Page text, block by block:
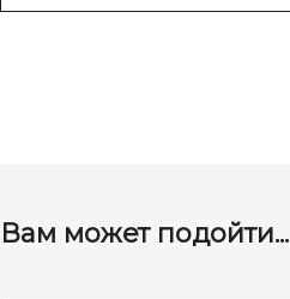
Вам может подойти...